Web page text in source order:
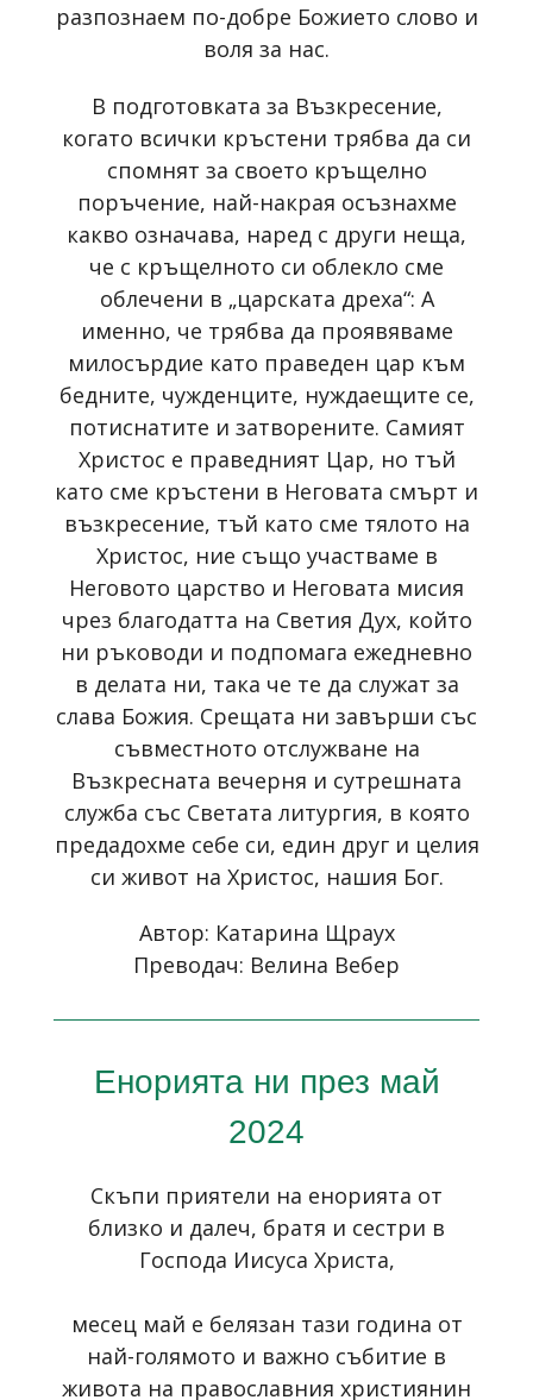
разпознаем по-добре Божието слово и
воля за нас.
В подготовката за Възкресение,
когато всички кръстени трябва да си
спомнят за своето кръщелно
поръчение, най-накрая осъзнахме
какво означава, наред с други неща,
че с кръщелното си облекло сме
облечени в „царската дреха“: А
именно, че трябва да проявяваме
милосърдие като праведен цар към
бедните, чужденците, нуждаещите се,
потиснатите и затворените. Самият
Христос е праведният Цар, но тъй
като сме кръстени в Неговата смърт и
възкресение, тъй като сме тялото на
Христос, ние също участваме в
Неговото царство и Неговата мисия
чрез благодатта на Светия Дух, който
ни ръководи и подпомага ежедневно
в делата ни, така че те да служат за
слава Божия. Срещата ни завърши със
съвместното отслужване на
Възкресната вечерня и сутрешната
служба със Светата литургия, в която
предадохме себе си, един друг и целия
си живот на Христос, нашия Бог.
Автор: Катарина Щраух
Преводач: Велина Вебер
Енорията ни през май
2024
Скъпи приятели на енорията от
близко и далеч, братя и сестри в
Господа Иисуса Христа,
месец май е белязан тази година от
най-голямото и важно събитие в
живота на православния християнин